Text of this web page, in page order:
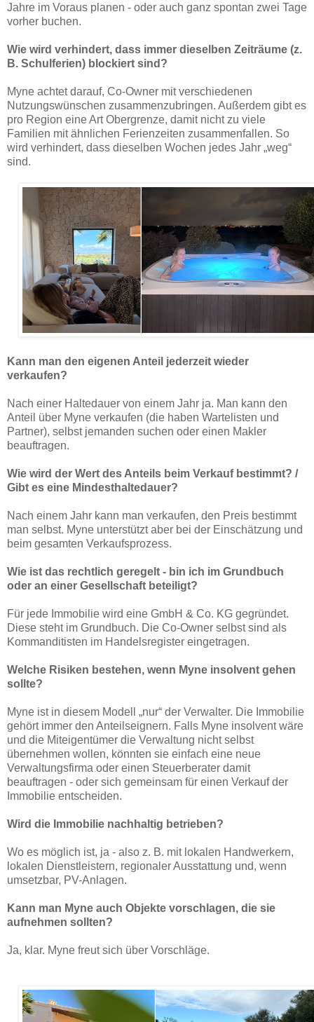
Jahre im Voraus planen - oder auch ganz spontan zwei Tage
vorher buchen.
Wie wird verhindert, dass immer dieselben Zeiträume (z.
B. Schulferien) blockiert sind?
Myne achtet darauf, Co-Owner mit verschiedenen
Nutzungswünschen zusammenzubringen. Außerdem gibt es
pro Region eine Art Obergrenze, damit nicht zu viele
Familien mit ähnlichen Ferienzeiten zusammenfallen. So
wird verhindert, dass dieselben Wochen jedes Jahr „weg“
sind.
Kann man den eigenen Anteil jederzeit wieder
verkaufen?
Nach einer Haltedauer von einem Jahr ja. Man kann den
Anteil über Myne verkaufen (die haben Wartelisten und
Partner), selbst jemanden suchen oder einen Makler
beauftragen.
Wie wird der Wert des Anteils beim Verkauf bestimmt? /
Gibt es eine Mindesthaltedauer?
Nach einem Jahr kann man verkaufen, den Preis bestimmt
man selbst. Myne unterstützt aber bei der Einschätzung und
beim gesamten Verkaufsprozess.
Wie ist das rechtlich geregelt - bin ich im Grundbuch
oder an einer Gesellschaft beteiligt?
Für jede Immobilie wird eine GmbH & Co. KG gegründet.
Diese steht im Grundbuch. Die Co-Owner selbst sind als
Kommanditisten im Handelsregister eingetragen.
Welche Risiken bestehen, wenn Myne insolvent gehen
sollte?
Myne ist in diesem Modell „nur“ der Verwalter. Die Immobilie
gehört immer den Anteilseignern. Falls Myne insolvent wäre
und die Miteigentümer die Verwaltung nicht selbst
übernehmen wollen, könnten sie einfach eine neue
Verwaltungsfirma oder einen Steuerberater damit
beauftragen - oder sich gemeinsam für einen Verkauf der
Immobilie entscheiden.
Wird die Immobilie nachhaltig betrieben?
Wo es möglich ist, ja - also z. B. mit lokalen Handwerkern,
lokalen Dienstleistern, regionaler Ausstattung und, wenn
umsetzbar, PV-Anlagen.
Kann man Myne auch Objekte vorschlagen, die sie
aufnehmen sollten?
Ja, klar. Myne freut sich über Vorschläge.